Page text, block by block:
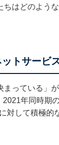
はどのよう
トサービス
まっている」
年同時期
して積極的